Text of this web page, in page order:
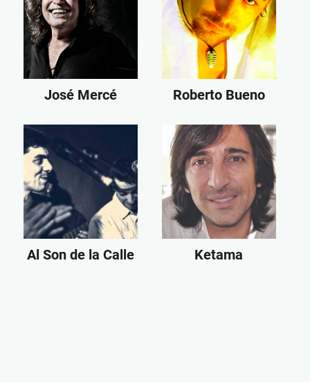
José Mercé Roberto Bueno
Al Son de la Calle Ketama